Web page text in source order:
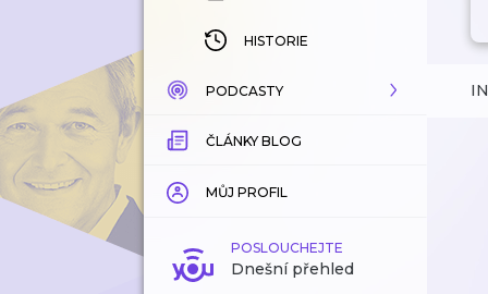
HISTORIE
PODCASTY
KATALOG
KATEGORIE
ZÁLOŽKY
ČLÁNKY BLOG
MŮJ PROFIL
POSLOUCHEJTE
Dnešní přehled